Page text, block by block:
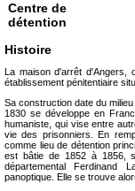
Centre de
détention
Histoire
La maison d'arrêt d'Angers,
établissement pénitentiaire
Sa construction date du
1830 se développe en
humaniste, qui vise entre
vie des prisonniers. En
comme lieu de détention
est bâtie de 1852 à 1856,
départemental Ferdinand
panoptique. Elle se trouve